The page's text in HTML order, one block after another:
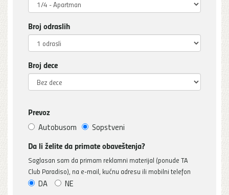
Broj odraslih
Broj dece
Prevoz
Autobusom Sopstveni
Da li želite da primate obaveštenja?
Saglasan sam da primam reklamni materijal (ponude TA
Club Paradiso), na e-mail, kućnu adresu ili mobilni telefon
DA NE